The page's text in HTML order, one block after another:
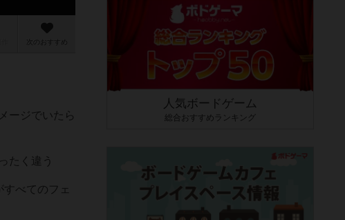
次のおすすめ
ージでいたら
たく違う
べてのフェ
人気ボードゲーム
総合おすすめランキング